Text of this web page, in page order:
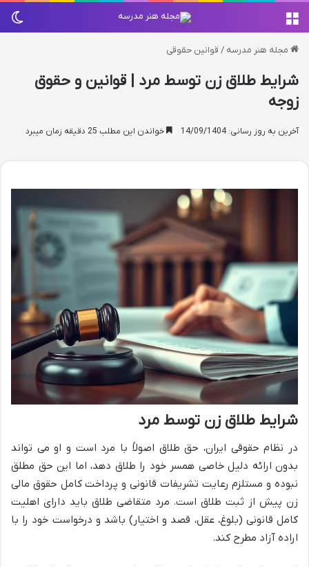
مجله هنر مدرسه / قوانین حقوقی
شرایط طلاق زن توسط مرد | قوانین و حقوق
زوجه
آخرین به روز رسانی: 14/09/1404 خواندن این مطلب 25 دقیقه زمان میبرد
شرایط طلاق زن توسط مرد
در نظام حقوقی ایران، حق طلاق اصولاً با مرد است و او می تواند
بدون ارائه دلیل خاصی همسر خود را طلاق دهد، اما این حق مطلق
نبوده و مستلزم رعایت تشریفات قانونی و پرداخت کامل حقوق مالی
زن پیش از ثبت طلاق است. مرد متقاضی طلاق باید دارای اهلیت
کامل قانونی (بلوغ، عقل، قصد و اختیار) باشد و درخواست خود را با
اراده آزاد مطرح کند.